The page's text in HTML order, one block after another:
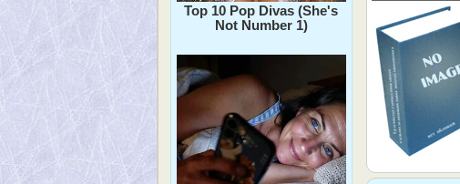
Top 10 Pop Divas (She's
Not Number 1)